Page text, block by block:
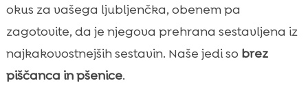
okus za vašega ljubljenčka, obenem pa
zagotovite, da je njegova prehrana sestavljena iz
najkakovostnejših sestavin. Naše jedi so brez
piščanca in pšenice.